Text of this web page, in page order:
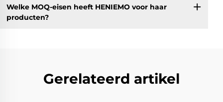
Welke MOQ-eisen heeft HENIEMO voor haar
producten?
Gerelateerd artikel